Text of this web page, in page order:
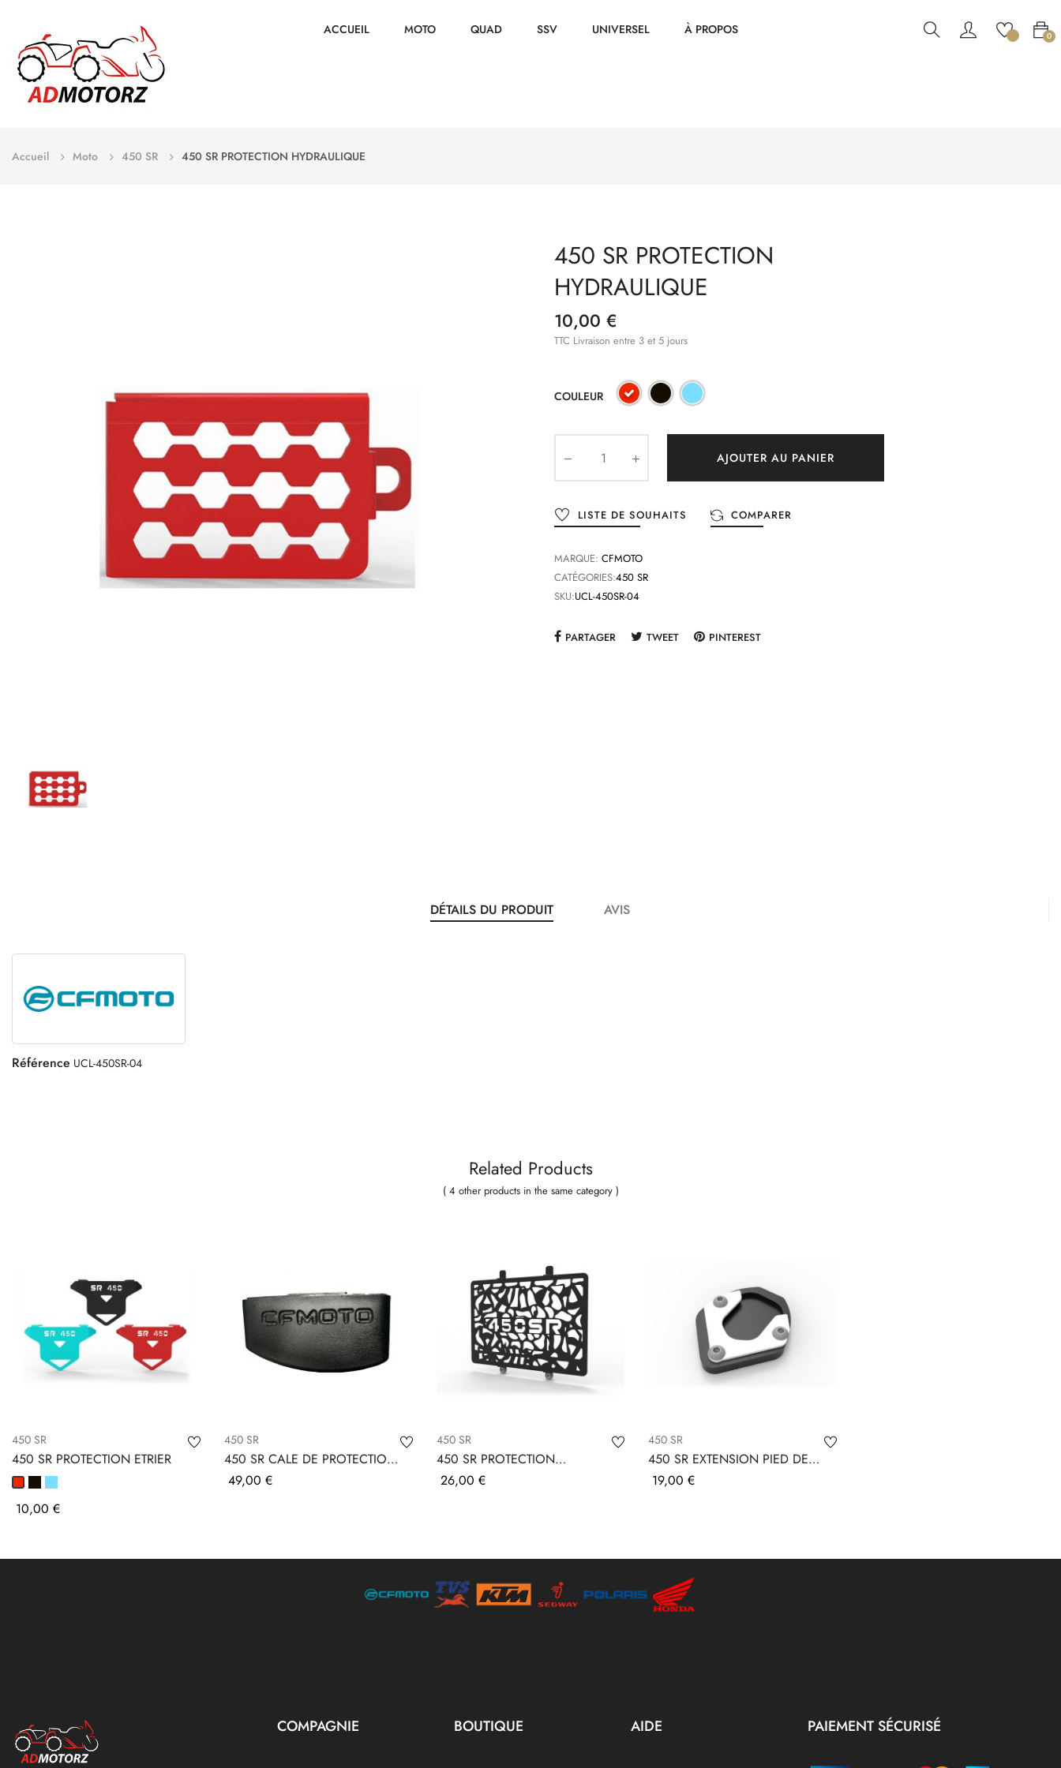
ACCUEIL MOTO QUAD SSV UNIVERSEL À PROPOS 0
Accueil Moto 450 SR 450 SR PROTECTION HYDRAULIQUE
450 SR PROTECTION
HYDRAULIQUE
10,00 €
TTC Livraison entre 3 et 5 jours
COULEUR
AJOUTER AU PANIER
LISTE DE SOUHAITS COMPARER
MARQUE: CFMOTO
CATÉGORIES:450 SR
SKU:UCL-450SR-04
PARTAGER TWEET PINTEREST
DÉTAILS DU PRODUIT AVIS
Référence UCL-450SR-04
Related Products
( 4 other products in the same category )
450 SR
450 SR PROTECTION ETRIER
RougeNoirBleu
Prix
10,00 €
450 SR
450 SR CALE DE PROTECTION
MOTEUR
Prix
49,00 €
450 SR
450 SR PROTECTION
RADIATEUR ALUMINIUM
Prix
26,00 €
450 SR
450 SR EXTENSION PIED DE
BEQUILLE
Prix
19,00 €
COMPAGNIE BOUTIQUE AIDE PAIEMENT SÉCURISÉ